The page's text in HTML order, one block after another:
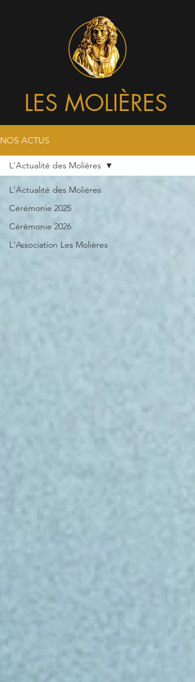
LES MOLIÈRES
NOS ACTUS
L'Actualité des Molières
Cérémonie 2025
Cérémonie 2026
L'Association Les Molières
L'Actualité des Molières